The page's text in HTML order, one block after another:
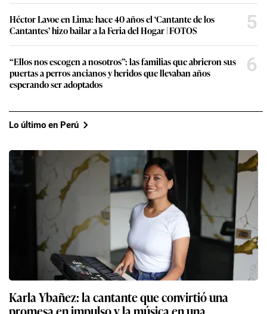
Héctor Lavoe en Lima: hace 40 años el ‘Cantante de los
Cantantes’ hizo bailar a la Feria del Hogar | FOTOS
5
“Ellos nos escogen a nosotros”: las familias que abrieron sus
puertas a perros ancianos y heridos que llevaban años
esperando ser adoptados
6
Lo último en Perú
Karla Ybañez: la cantante que convirtió una